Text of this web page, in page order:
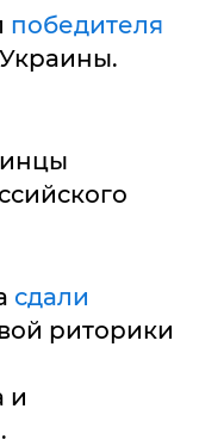
победителя
сдали
риторики
и